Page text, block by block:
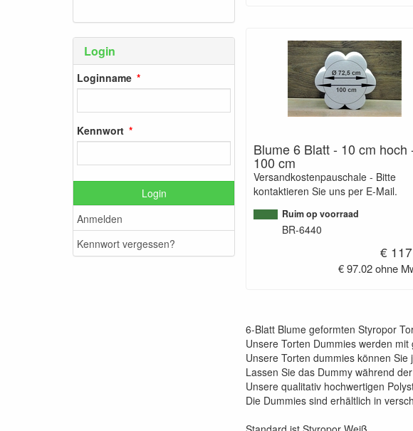
Login
Loginname
Kennwort
Login
Anmelden
Kennwort vergessen?
Blume 6 Blatt - 10 cm
100 cm
Versandkostenpauschale - Bitte
kontaktieren Sie uns per E-Mail.
Ruim op voorraad
BR-6440
€
€ 97.02 ohne
6-Blatt Blume geformten Styropor
Unsere Torten Dummies werden
Unsere Torten dummies können
Lassen Sie das Dummy während
Unsere qualitativ hochwertigen
Die Dummies sind erhältlich in